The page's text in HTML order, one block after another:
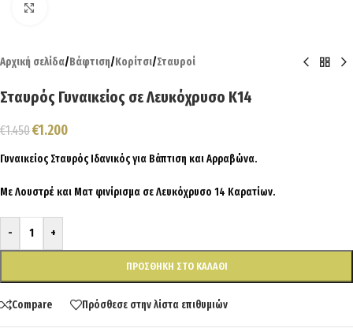
Αρχική σελίδα/Βάφτιση/Κορίτσι/Σταυροί
Σταυρός Γυναικείος σε Λευκόχρυσο Κ14
€1.450€1.200
Γυναικείος Σταυρός Ιδανικός για Βάπτιση και Αρραβώνα.
Με Λουστρέ και Ματ φινίρισμα σε Λευκόχρυσο 14 Καρατίων.
- +
ΠΡΟΣΘΉΚΗ ΣΤΟ ΚΑΛΆΘΙ
Compare Πρόσθεσε στην λίστα επιθυμιών